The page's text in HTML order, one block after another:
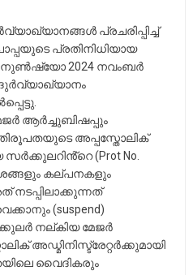
പ്രചരിപ്പിച്ച്
പ്രതിനിധിയായ
2024 നവംബർ
ആർച്ചുബിഷപ്പും
അപ്പസ്തോലിക്
(Prot No.
കല്പനകളും
നടപ്പിലാക്കുന്നത്
(suspend)
നല്കിയ മേജർ
അഡ്മിനിസ്ട്രേറ്റർക്കുമായി
വൈദികരും